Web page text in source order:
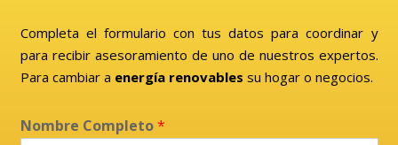
Completa el formulario con tus datos para coordinar y
para recibir asesoramiento de uno de nuestros expertos.
Para cambiar a energía renovables su hogar o negocios.
Nombre Completo*